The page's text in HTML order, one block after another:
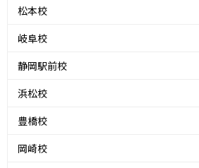
松本校
岐阜校
静岡駅前校
浜松校
豊橋校
岡崎校